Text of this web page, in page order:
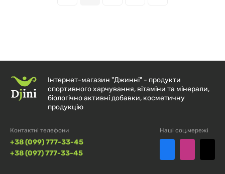
Інтернет-магазин "Джинні" - продукти
спортивного харчування, вітаміни та мінерали,
біологічно активні добавки, косметичну
продукцію
Контактні телефони
+38 (099) 777-33-45
+38 (097) 777-33-45
Наші соц.мережі